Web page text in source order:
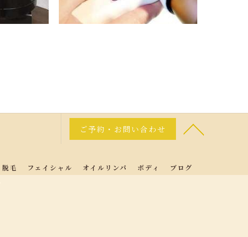
ご予約・お問い合わせ
脱毛 フェイシャル オイルリンパ ボディ
ブログ